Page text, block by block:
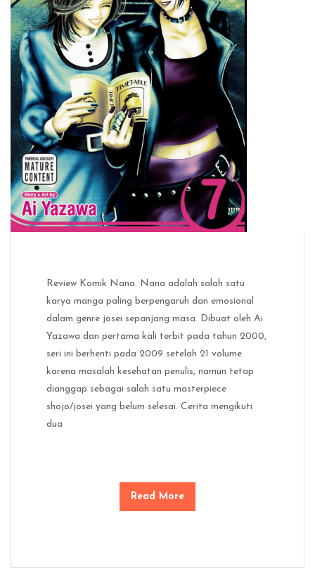
Review Komik Nana. Nana adalah salah satu
karya manga paling berpengaruh dan emosional
dalam genre josei sepanjang masa. Dibuat oleh Ai
Yazawa dan pertama kali terbit pada tahun 2000,
seri ini berhenti pada 2009 setelah 21 volume
karena masalah kesehatan penulis, namun tetap
dianggap sebagai salah satu masterpiece
shojo/josei yang belum selesai. Cerita mengikuti
dua
Read More